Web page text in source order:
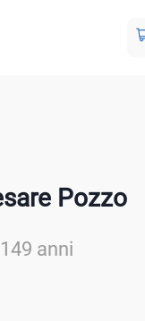
Pozzo
anni